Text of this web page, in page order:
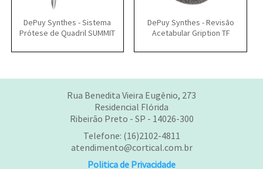
DePuy Synthes - Sistema
Prótese de Quadril SUMMIT
DePuy Synthes - Revisão
Acetabular Gription TF
Rua Benedita Vieira Eugênio, 273
Residencial Flórida
Ribeirão Preto - SP - 14026-300
Telefone: (16)2102-4811
atendimento@cortical.com.br
Politica de Privacidade